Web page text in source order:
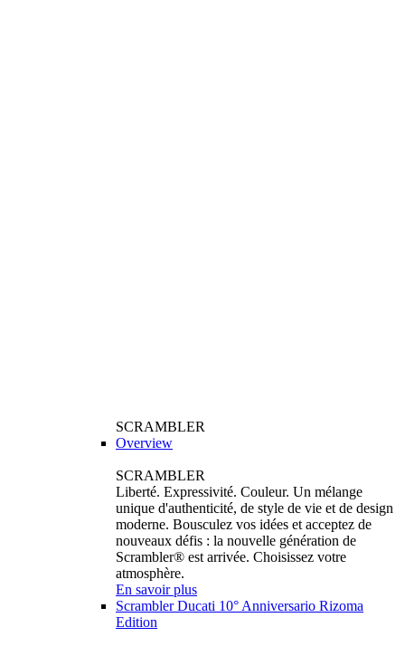
SCRAMBLER
Overview
SCRAMBLER
Liberté. Expressivité. Couleur. Un mélange
unique d'authenticité, de style de vie et de design
moderne. Bousculez vos idées et acceptez de
nouveaux défis : la nouvelle génération de
Scrambler® est arrivée. Choisissez votre
atmosphère.
En savoir plus
Scrambler Ducati 10° Anniversario Rizoma
Edition